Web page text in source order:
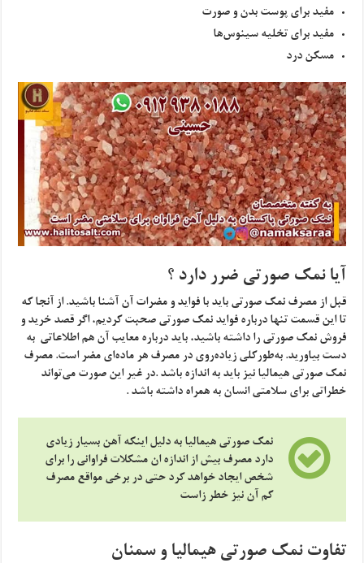
مفید برای پوست بدن و صورت
مفید برای تخلیه سینوس‌ها
مسکن درد
آیا نمک صورتی ضرر دارد ؟
قبل از مصرف نمک صورتی باید با فواید و مضرات آن آشنا باشید. از آنجا که
تا این قسمت تنها درباره فواید نمک صورتی صحبت کردیم، اگر قصد خرید و
فروش نمک صورتی را داشته باشید، باید درباره معایب آن هم اطلاعاتی به
دست بیاورید. به‌طورکلی زیاده‌روی در مصرف هر ماده‌ای مضر است. مصرف
نمک صورتی هیمالیا نیز باید به اندازه باشد .در غیر این صورت می‌تواند
خطراتی برای سلامتی انسان به همراه داشته باشد .
نمک صورتی هیمالیا به دلیل اینکه آهن بسیار زیادی
دارد مصرف بیش از اندازه ان مشکلات فراوانی را برای
شخص ایجاد خواهد کرد حتی در برخی مواقع مصرف
کم آن نیز خطر زاست
تفاوت نمک صورتی هیمالیا و سمنان